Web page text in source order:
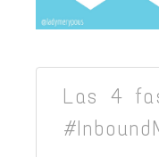
Las 4